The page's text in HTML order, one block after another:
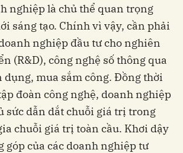
nghiệp là chủ thể quan trọng
sáng tạo. Chính vì vậy, cần phải
nghiệp đầu tư cho nghiên
(R&D), công nghệ số thông qua
mua sắm công. Đồng thời
đoàn công nghệ, doanh nghiệp
sức dẫn dắt chuỗi giá trị trong
chuỗi giá trị toàn cầu. Khơi dậy
góp của các doanh nghiệp tư